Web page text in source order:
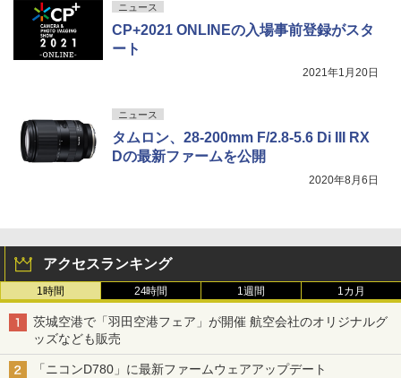
ニュース
CP+2021 ONLINEの入場事前登録がスタ
ート
2021年1月20日
ニュース
タムロン、28-200mm F/2.8-5.6 Di III RX
Dの最新ファームを公開
2020年8月6日
アクセスランキング
1時間 24時間 1週間 1カ月
茨城空港で「羽田空港フェア」が開催 航空会社のオリジナルグ
ッズなども販売
「ニコンD780」に最新ファームウェアアップデート